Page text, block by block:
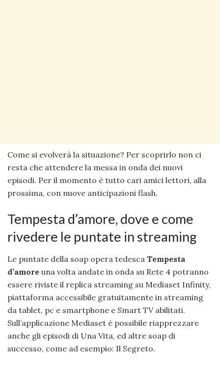
Come si evolverà la situazione? Per scoprirlo non ci
resta che attendere la messa in onda dei nuovi
episodi. Per il momento è tutto cari amici lettori, alla
prossima, con nuove anticipazioni flash.
Tempesta d’amore, dove e come
rivedere le puntate in streaming
Le puntate della soap opera tedesca Tempesta
d’amore una volta andate in onda su Rete 4 potranno
essere riviste il replica streaming su Mediaset Infinity,
piattaforma accessibile gratuitamente in streaming
da tablet, pc e smartphone e Smart TV abilitati.
Sull’applicazione Mediaset è possibile riapprezzare
anche gli episodi di Una Vita, ed altre soap di
successo, come ad esempio: Il Segreto.